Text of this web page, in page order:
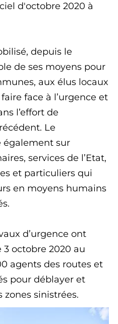
d'octobre 2020 à
depuis le
de ses moyens pour
aux élus locaux
face à l’urgence et
l’effort de
Le
également sur
services de l’Etat,
et particuliers qui
en moyens humains
d’urgence ont
octobre 2020 au
agents des routes et
pour déblayer et
zones sinistrées.